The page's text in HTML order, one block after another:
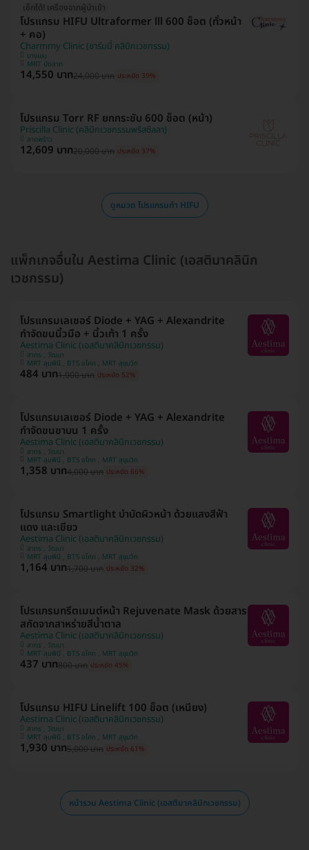
เช็กได้! เครื่องจากผู้นำเข้า
โปรแกรม HIFU Ultraformer lll 600 ช็อต (ทั่วหน้า
+ คอ)
Charmmy Clinic (ชาร์มมี่ คลินิกเวชกรรม)
บางเขน
MRT มัยลาภ
14,550 บาท24,000 บาท ประหยัด 39%
โปรแกรม Torr RF ยกกระชับ 600 ช็อต (หน้า)
Priscilla Clinic (คลินิกเวชกรรมพริสซิลลา)
ลาดพร้าว
12,609 บาท20,000 บาท ประหยัด 37%
ดูหมวด โปรแกรมทำ HIFU
แพ็กเกจอื่นใน Aestima Clinic (เอสติมาคลินิก
เวชกรรม)
โปรแกรมเลเซอร์ Diode + YAG + Alexandrite
กำจัดขนนิ้วมือ + นิ้วเท้า 1 ครั้ง
Aestima Clinic (เอสติมาคลินิกเวชกรรม)
สาทร , วัฒนา
MRT ลุมพินี , BTS อโศก , MRT สุขุมวิท
484 บาท1,000 บาท ประหยัด 52%
โปรแกรมเลเซอร์ Diode + YAG + Alexandrite
กำจัดขนขาบน 1 ครั้ง
Aestima Clinic (เอสติมาคลินิกเวชกรรม)
สาทร , วัฒนา
MRT ลุมพินี , BTS อโศก , MRT สุขุมวิท
1,358 บาท4,000 บาท ประหยัด 66%
โปรแกรม Smartlight บำบัดผิวหน้า ด้วยแสงสีฟ้า
แดง และเขียว
Aestima Clinic (เอสติมาคลินิกเวชกรรม)
สาทร , วัฒนา
MRT ลุมพินี , BTS อโศก , MRT สุขุมวิท
1,164 บาท1,700 บาท ประหยัด 32%
โปรแกรมทรีตเมนต์หน้า Rejuvenate Mask ด้วยสาร
สกัดจากสาหร่ายสีน้ำตาล
Aestima Clinic (เอสติมาคลินิกเวชกรรม)
สาทร , วัฒนา
MRT ลุมพินี , BTS อโศก , MRT สุขุมวิท
437 บาท800 บาท ประหยัด 45%
โปรแกรม HIFU Linelift 100 ช็อต (เหนียง)
Aestima Clinic (เอสติมาคลินิกเวชกรรม)
สาทร , วัฒนา
MRT ลุมพินี , BTS อโศก , MRT สุขุมวิท
1,930 บาท5,000 บาท ประหยัด 61%
หน้ารวม Aestima Clinic (เอสติมาคลินิกเวชกรรม)